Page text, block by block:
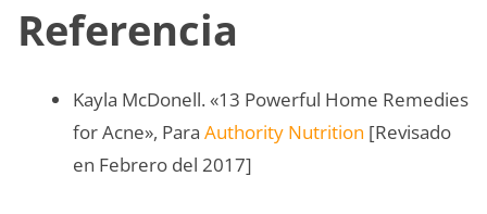
Referencia
Kayla McDonell. «13 Powerful Home Remedies
for Acne», Para Authority Nutrition [Revisado
en Febrero del 2017]